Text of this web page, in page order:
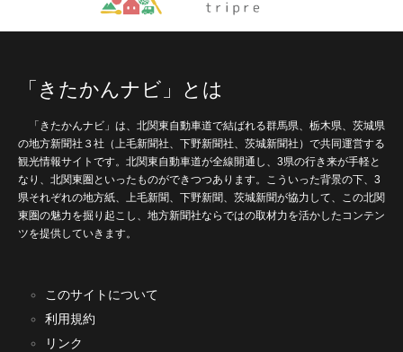
「きたかんナビ」とは
「きたかんナビ」は、北関東自動車道で結ばれる群馬県、栃木県、茨城県
の地方新聞社３社（上毛新聞社、下野新聞社、茨城新聞社）で共同運営する
観光情報サイトです。北関東自動車道が全線開通し、3県の行き来が手軽と
なり、北関東圏といったものができつつあります。こういった背景の下、3
県それぞれの地方紙、上毛新聞、下野新聞、茨城新聞が協力して、この北関
東圏の魅力を掘り起こし、地方新聞社ならではの取材力を活かしたコンテン
ツを提供していきます。
このサイトについて
利用規約
リンク